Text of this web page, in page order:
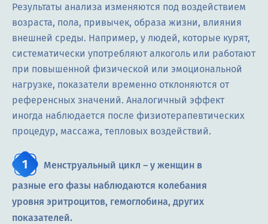
Результаты анализа изменяются под воздействием
возраста, пола, привычек, образа жизни, влияния
внешней среды. Например, у людей, которые курят,
систематически употребляют алкоголь или работают
при повышенной физической или эмоциональной
нагрузке, показатели временно отклоняются от
референсных значений. Аналогичный эффект
иногда наблюдается после физиотерапевтических
процедур, массажа, тепловых воздействий.
Менструальный цикл – у женщин в
разные его фазы наблюдаются колебания
уровня эритроцитов, гемоглобина, других
показателей.